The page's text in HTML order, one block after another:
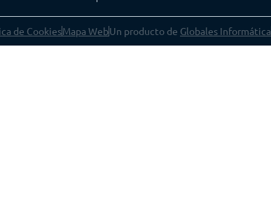
de CookiesMapa WebUn producto de Globales Informática